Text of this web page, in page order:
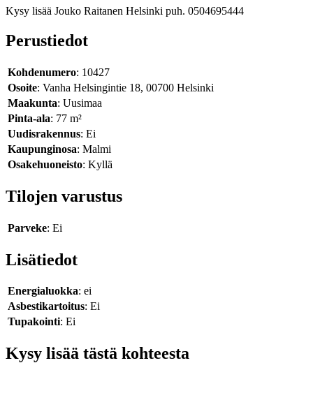
Kysy lisää Jouko Raitanen Helsinki puh. 0504695444
Perustiedot
Kohdenumero: 10427
Osoite: Vanha Helsingintie 18, 00700 Helsinki
Maakunta: Uusimaa
Pinta-ala: 77 m²
Uudisrakennus: Ei
Kaupunginosa: Malmi
Osakehuoneisto: Kyllä
Tilojen varustus
Parveke: Ei
Lisätiedot
Energialuokka: ei
Asbestikartoitus: Ei
Tupakointi: Ei
Kysy lisää tästä kohteesta